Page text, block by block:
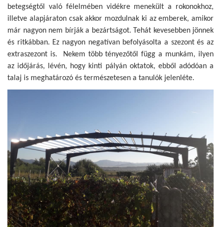
betegségtől való félelmében vidékre menekült a rokonokhoz,
illetve alapjáraton csak akkor mozdulnak ki az emberek, amikor
már nagyon nem bírják a bezártságot. Tehát kevesebben jönnek
és ritkábban. Ez nagyon negatívan befolyásolta a szezont és az
extraszezont is. Nekem több tényezőtől függ a munkám, ilyen
az időjárás, lévén, hogy kinti pályán oktatok, ebből adódóan a
talaj is meghatározó és természetesen a tanulók jelenléte.